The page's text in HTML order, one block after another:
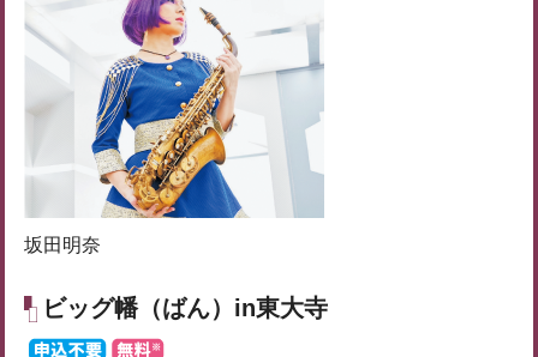
坂田明奈
ビッグ幡（ばん）in東大寺